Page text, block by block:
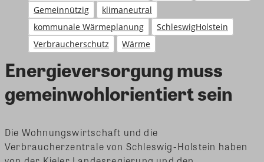
Gemeinnützig
klimaneutral
kommunale Wärmeplanung
SchleswigHolstein
Verbraucherschutz
Wärme
Energieversorgung muss
gemeinwohlorientiert sein
Die Wohnungswirtschaft und die
Verbraucherzentrale von Schleswig-Holstein haben